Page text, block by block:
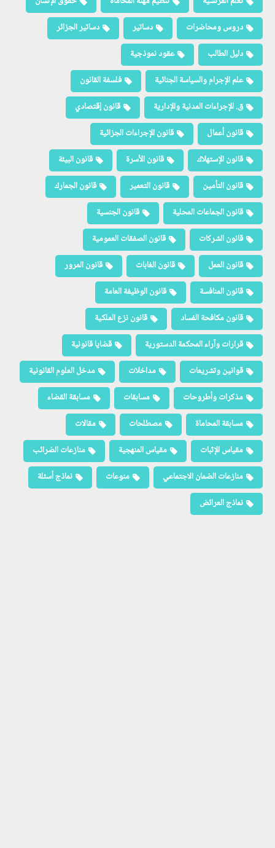
دروس ومحاضرات
دساتير
دساتير الجزائر
دليل الطالب
عقود نموذجية
علم الإجرام والسياسة الجنائية
فلسفة القانون
ق. الإجراءات المدنية والإدارية
قانون إقتصادي
قانون أعمال
قانون الإجراءات الجزائية
قانون الإستهلاك
قانون الأسرة
قانون البيئة
قانون التأمين
قانون التعمير
قانون الجمارك
قانون الجماعات المحلية
قانون الجنسية
قانون الشركات
قانون الصفقات العمومية
قانون العمل
قانون الغابات
قانون المرور
قانون المنافسة
قانون الوظيفة العامة
قانون مكافحة الفساد
قانون نزع الملكية
قرارات وآراء المحكمة الدستورية
قضايا قانونية
قوانين وتشريعات
مداخلات
مدخل العلوم القانونية
مذكرات وأطروحات
مسابقات
مسابقة القضاء
مسابقة المحاماة
مصطلحات
مقالات
مقياس الإثبات
مقياس المنهجية
منازعات الضرائب
منازعات الضمان الاجتماعي
منوعات
نماذج أسئلة
نماذج العرائض